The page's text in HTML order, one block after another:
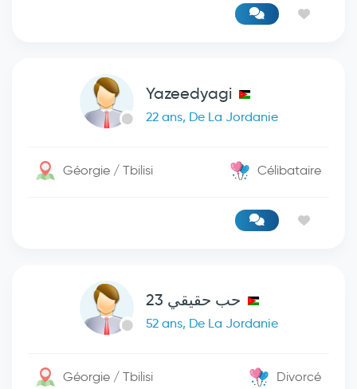
Yazeedyagi
22 ans, De La Jordanie
Géorgie / Tbilisi Célibataire
حب حقيقي 23
52 ans, De La Jordanie
Géorgie / Tbilisi Divorcé